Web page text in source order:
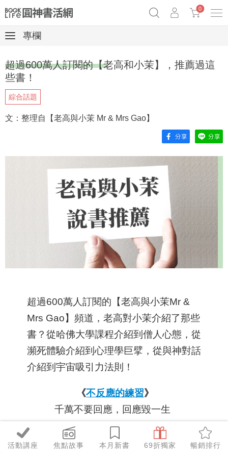
Netflix話題章魚小說！
0
活動講座 焦點故事 本月新書 69折獨家 暢銷排行
專欄
超過600萬人訂閱的【老高和小茉】，推薦過這
些書！
綜合話題
文：整理自【老高與小茉 Mr & Mrs Gao】
超過600萬人訂閱的【老高與小茉Mr &
Mrs Gao】頻道，老高對小茉介紹了那些
書？從哈佛大學課程介紹到僧人心態，從
瀕死體驗介紹到心理學巨擘，從與神對話
介紹到宇宙吸引力法則！
《不反應的練習》
千萬不要回應，回應毀一生